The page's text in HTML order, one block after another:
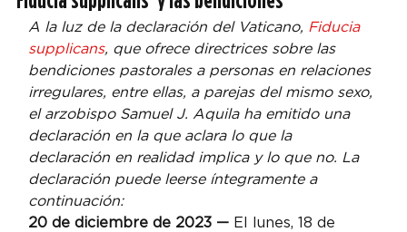
A la luz de la declaración del Vaticano, Fiducia
supplicans, que ofrece directrices sobre las
bendiciones pastorales a personas en relaciones
irregulares, entre ellas, a parejas del mismo sexo,
el arzobispo Samuel J. Aquila ha emitido una
declaración en la que aclara lo que la
declaración en realidad implica y lo que no. La
declaración puede leerse íntegramente a
continuación:
20 de diciembre de 2023 — El lunes, 18 de